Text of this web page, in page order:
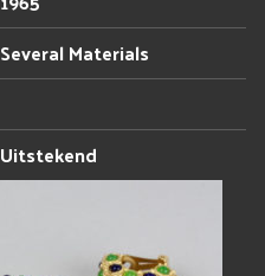
Several Materials
Uitstekend